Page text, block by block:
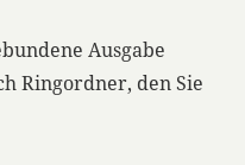
Ausgabe
Ringordner, den Sie